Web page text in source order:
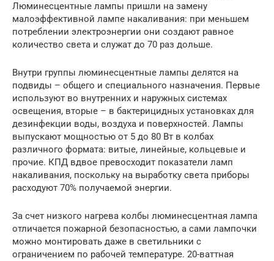
Люминесцентные лампы пришли на замену
малоэффективной лампе накаливания: при меньшем
потреблении электроэнергии они создают равное
количество света и служат до 70 раз дольше.
Внутри группы люминесцентные лампы делятся на
подвиды – общего и специального назначения. Первые
используют во внутренних и наружных системах
освещения, вторые – в бактерицидных установках для
дезинфекции воды, воздуха и поверхностей. Лампы
выпускают мощностью от 5 до 80 Вт в колбах
различного формата: витые, линейные, кольцевые и
прочие. КПД вдвое превосходит показатели ламп
накаливания, поскольку на выработку света приборы
расходуют 70% получаемой энергии.
За счет низкого нагрева колбы люминесцентная лампа
отличается пожарной безопасностью, а сами лампочки
можно монтировать даже в светильники с
ограничением по рабочей температуре. 20-ваттная